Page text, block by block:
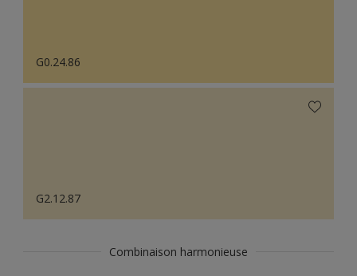
G0.24.86
G2.12.87
Combinaison harmonieuse